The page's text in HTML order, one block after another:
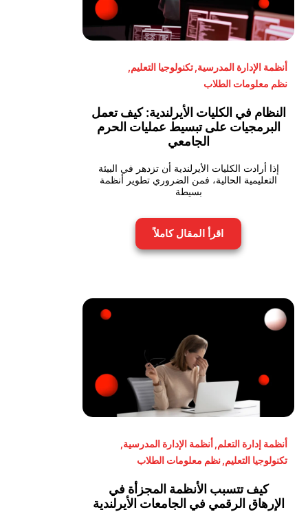
أنظمة الإدارة المدرسية,تكنولوجيا التعليم,
نظم معلومات الطلاب
النظام في الكليات الأيرلندية: كيف تعمل
البرمجيات على تبسيط عمليات الحرم
الجامعي
إذا أرادت الكليات الأيرلندية أن تزدهر في البيئة
التعليمية الحالية، فمن الضروري تطوير أنظمة
بسيطة
اقرأ المقال كاملاً
أنظمة إدارة التعلم,أنظمة الإدارة المدرسية,
تكنولوجيا التعليم,نظم معلومات الطلاب
كيف تتسبب الأنظمة المجزأة في
الإرهاق الرقمي في الجامعات الأيرلندية